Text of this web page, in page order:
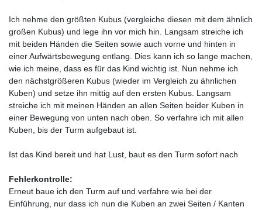
Ich nehme den größten Kubus (vergleiche diesen mit dem ähnlich
großen Kubus) und lege ihn vor mich hin. Langsam streiche ich
mit beiden Händen die Seiten sowie auch vorne und hinten in
einer Aufwärtsbewegung entlang. Dies kann ich so lange machen,
wie ich meine, dass es für das Kind wichtig ist. Nun nehme ich
den nächstgrößeren Kubus (wieder im Vergleich zu ähnlichen
Kuben) und setze ihn mittig auf den ersten Kubus. Langsam
streiche ich mit meinen Händen an allen Seiten beider Kuben in
einer Bewegung von unten nach oben. So verfahre ich mit allen
Kuben, bis der Turm aufgebaut ist.
Ist das Kind bereit und hat Lust, baut es den Turm sofort nach
Fehlerkontrolle:
Erneut baue ich den Turm auf und verfahre wie bei der
Einführung, nur dass ich nun die Kuben an zwei Seiten / Kanten